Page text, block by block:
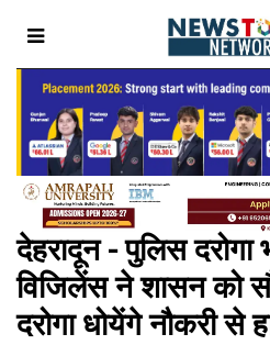
देहरादून - पुलिस दरोगा
विजिलेंस ने शासन को
दरोगा धोयेंगे नौकरी से